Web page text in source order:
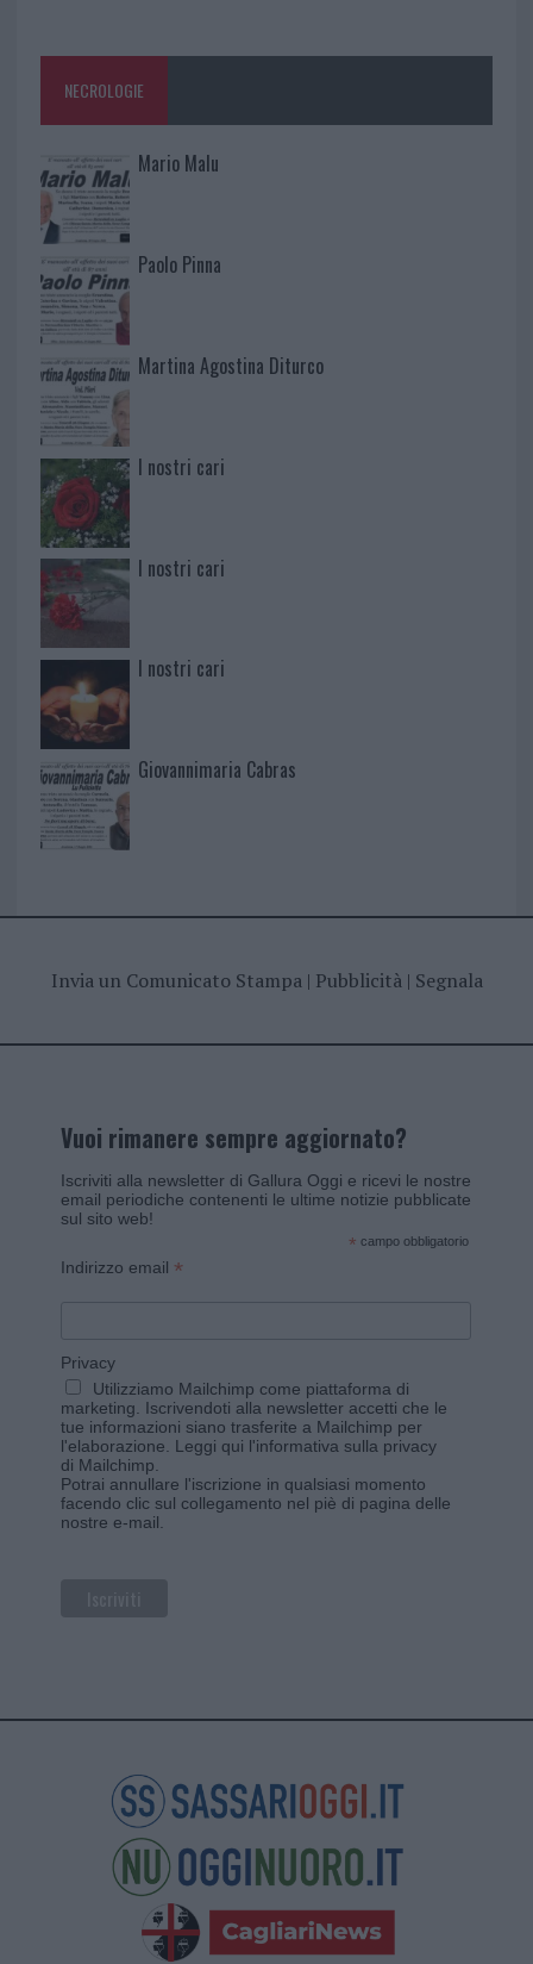
NECROLOGIE
Mario Malu
Paolo Pinna
Martina Agostina Diturco
I nostri cari
I nostri cari
I nostri cari
Giovannimaria Cabras
Invia un Comunicato Stampa| Pubblicità| Segnala
Vuoi rimanere sempre aggiornato?
Iscriviti alla newsletter di Gallura Oggi e ricevi le nostre
email periodiche contenenti le ultime notizie pubblicate
sul sito web!
* campo obbligatorio
Indirizzo email *
Privacy
Utilizziamo Mailchimp come piattaforma di
marketing. Iscrivendoti alla newsletter accetti che le
tue informazioni siano trasferite a Mailchimp per
l'elaborazione. Leggi qui l'informativa sulla privacy
di Mailchimp
Potrai annullare l'iscrizione in qualsiasi momento
facendo clic sul collegamento nel piè di pagina delle
nostre e-mail.